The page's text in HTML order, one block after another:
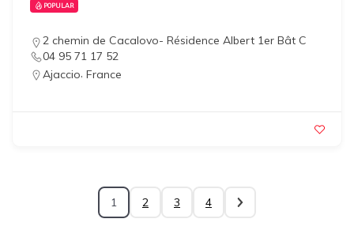
POPULAR
2 chemin de Cacalovo- Résidence Albert 1er Bât C
04 95 71 17 52
Ajaccio, France
1 2 3 4